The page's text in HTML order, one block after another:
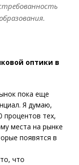
оптики в
пока еще
Я думаю,
процентов тех,
места на рынке
появятся в
что